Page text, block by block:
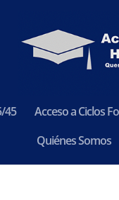
45 Acceso a Ciclos
Quiénes Somos